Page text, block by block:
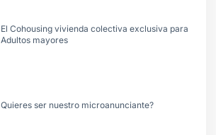
El Cohousing vivienda colectiva exclusiva para
Adultos mayores
Quieres ser nuestro microanunciante?